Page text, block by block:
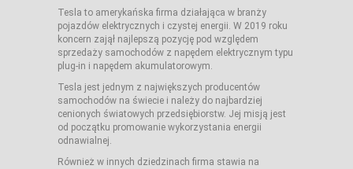
Tesla to amerykańska firma działająca w branży
pojazdów elektrycznych i czystej energii. W 2019 roku
koncern zajął najlepszą pozycję pod względem
sprzedaży samochodów z napędem elektrycznym typu
plug-in i napędem akumulatorowym.
Tesla jest jednym z największych producentów
samochodów na świecie i należy do najbardziej
cenionych światowych przedsiębiorstw. Jej misją jest
od początku promowanie wykorzystania energii
odnawialnej.
Również w innych dziedzinach firma stawia na